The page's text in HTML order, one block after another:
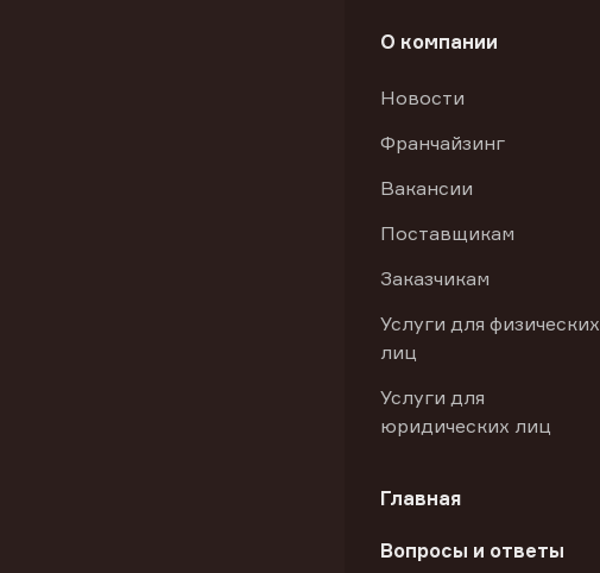
О компании
Новости
Франчайзинг
Вакансии
Поставщикам
Заказчикам
Услуги для физических
лиц
Услуги для
юридических лиц
Главная
Вопросы и ответы